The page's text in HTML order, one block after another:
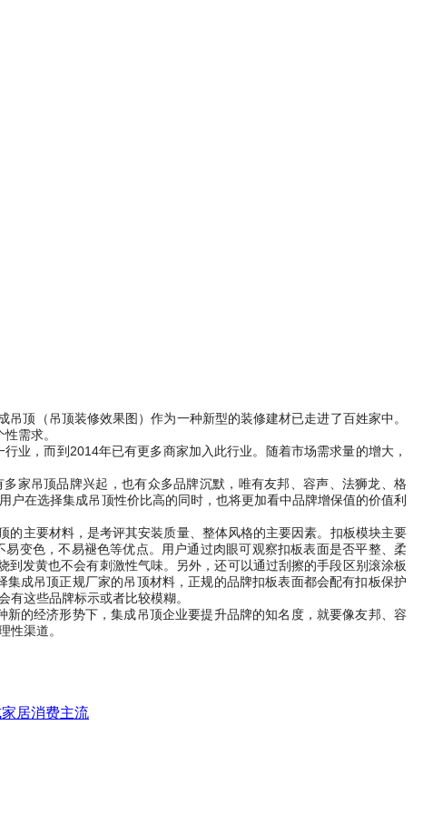
顶（吊顶装修效果图）作为一种新型的装修建材已走进了百姓家中。
需求。
业，而到2014年已有更多商家加入此行业。随着市场需求量的增大，
家吊顶品牌兴起，也有众多品牌沉默，唯有友邦、容声、法狮龙、格
在选择集成吊顶性价比高的同时，也将更加看中品牌增保值的价值利
主要材料，是考评其安装质量、整体风格的主要因素。扣板模块主要
变色，不易褪色等优点。用户通过肉眼可观察扣板表面是否平整、柔
发黄也不会有刺激性气味。另外，还可以通过刮擦的手段区别滚涂板
成吊顶正规厂家的吊顶材料，正规的品牌扣板表面都会配有扣板保护
这些品牌标示或者比较模糊。
的经济形势下，集成吊顶企业要提升品牌的知名度，就要像友邦、容
性渠道。
居消费主流